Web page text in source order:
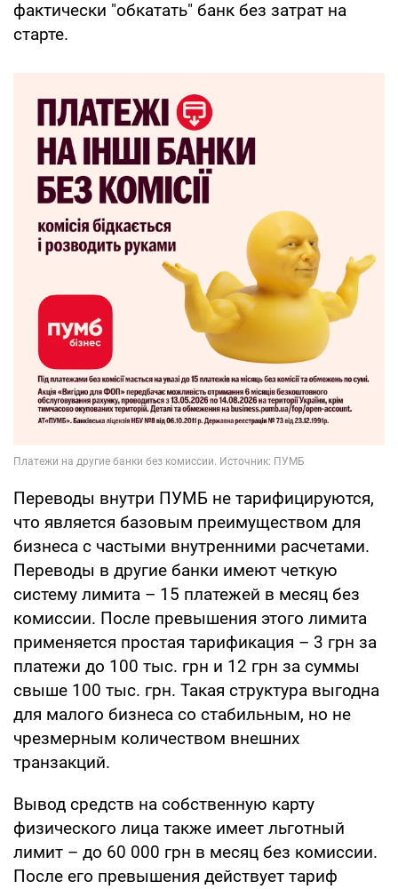
фактически "обкатать" банк без затрат на
старте.
Переводы внутри ПУМБ не тарифицируются,
что является базовым преимуществом для
бизнеса с частыми внутренними расчетами.
Переводы в другие банки имеют четкую
систему лимита – 15 платежей в месяц без
комиссии. После превышения этого лимита
применяется простая тарификация – 3 грн за
платежи до 100 тыс. грн и 12 грн за суммы
свыше 100 тыс. грн. Такая структура выгодна
для малого бизнеса со стабильным, но не
чрезмерным количеством внешних
транзакций.
Вывод средств на собственную карту
физического лица также имеет льготный
лимит – до 60 000 грн в месяц без комиссии.
После его превышения действует тариф